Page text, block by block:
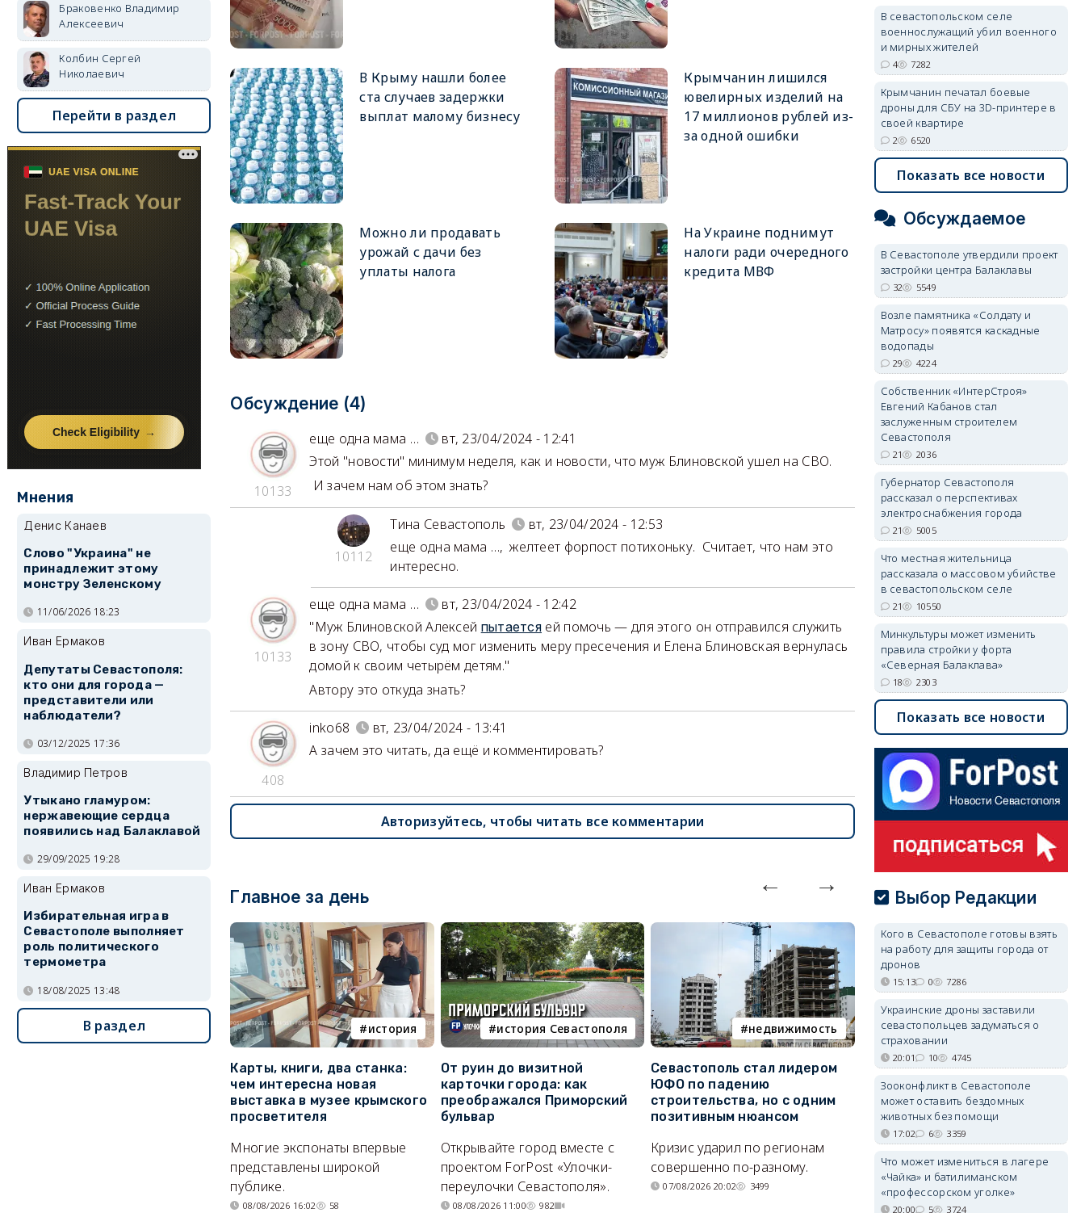
В Крыму нашли более
ста случаев задержки
выплат малому бизнесу
Крымчанин лишился
ювелирных изделий на
17 миллионов рублей из-
за одной ошибки
Можно ли продавать
урожай с дачи без
уплаты налога
На Украине поднимут
налоги ради очередного
кредита МВФ
Обсуждение (4)
10133
еще одна мама …
вт, 23/04/2024 - 12:41
Этой "новости" минимум неделя, как и новости, что муж Блиновской ушел на СВО.
И зачем нам об этом знать?
10112
Тина Севастополь
вт, 23/04/2024 - 12:53
еще одна мама …, желтеет форпост потихоньку. Считает, что нам это
интересно.
10133
еще одна мама …
вт, 23/04/2024 - 12:42
"Муж Блиновской Алексей пытается ей помочь — для этого он отправился служить
в зону СВО, чтобы суд мог изменить меру пресечения и Елена Блиновская вернулась
домой к своим четырём детям."
Автору это откуда знать?
408
inko68
вт, 23/04/2024 - 13:41
А зачем это читать, да ещё и комментировать?
Авторизуйтесь, чтобы читать все комментарии
Главное за день
история
Карты, книги, два станка:
чем интересна новая
выставка в музее крымского
просветителя
Многие экспонаты впервые
представлены широкой
публике.
08/08/2026 16:02 58
история Севастополя
От руин до визитной
карточки города: как
преображался Приморский
бульвар
Открывайте город вместе с
проектом ForPost «Улочки-
переулочки Севастополя».
08/08/2026 11:00 982
недвижимость
Севастополь стал лидером
ЮФО по падению
строительства, но с одним
позитивным нюансом
Кризис ударил по регионам
совершенно по-разному.
07/08/2026 20:02 3499
ПВО
Кого в Севастополе готовы
взять на работу для защиты
города от дронов
Что надо знать о МОГах
07/08/2026 15:13
Браковенко Владимир
Алексеевич
Колбин Сергей
Николаевич
Перейти в раздел
Мнения
Денис Канаев
Слово "Украина" не
принадлежит этому
монстру Зеленскому
11/06/2026 18:23
Иван Ермаков
Депутаты Севастополя:
кто они для города —
представители или
наблюдатели?
03/12/2025 17:36
Владимир Петров
Утыкано гламуром:
нержавеющие сердца
появились над Балаклавой
29/09/2025 19:28
Иван Ермаков
Избирательная игра в
Севастополе выполняет
роль политического
термометра
18/08/2025 13:48
В раздел
В севастопольском селе
военнослужащий убил военного
и мирных жителей
4 7282
Крымчанин печатал боевые
дроны для СБУ на 3D-принтере в
своей квартире
2 6520
Показать все новости
Обсуждаемое
В Севастополе утвердили проект
застройки центра Балаклавы
32 5549
Возле памятника «Солдату и
Матросу» появятся каскадные
водопады
29 4224
Собственник «ИнтерСтроя»
Евгений Кабанов стал
заслуженным строителем
Севастополя
21 2036
Губернатор Севастополя
рассказал о перспективах
электроснабжения города
21 5005
Что местная жительница
рассказала о массовом убийстве
в севастопольском селе
21 10550
Минкультуры может изменить
правила стройки у форта
«Северная Балаклава»
18 2303
Показать все новости
Выбор Редакции
Кого в Севастополе готовы взять
на работу для защиты города от
дронов
15:13 0 7286
Украинские дроны заставили
севастопольцев задуматься о
страховании
20:01 10 4745
Зооконфликт в Севастополе
может оставить бездомных
животных без помощи
17:02 6 3359
Что может измениться в лагере
«Чайка» и батилиманском
«профессорском уголке»
20:00 5 3724